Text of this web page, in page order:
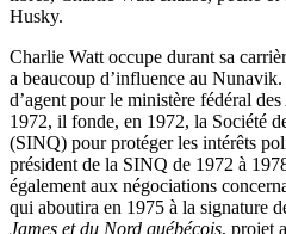
Husky.
Charlie Watt occupe durant sa
a beaucoup d’influence au
d’agent pour le ministère fédéral
1972, il fonde, en 1972, la Société
(SINQ) pour protéger les intérêts
président de la SINQ de 1972 à
également aux négociations
qui aboutira en 1975 à la signature
James et du Nord québécois, projet